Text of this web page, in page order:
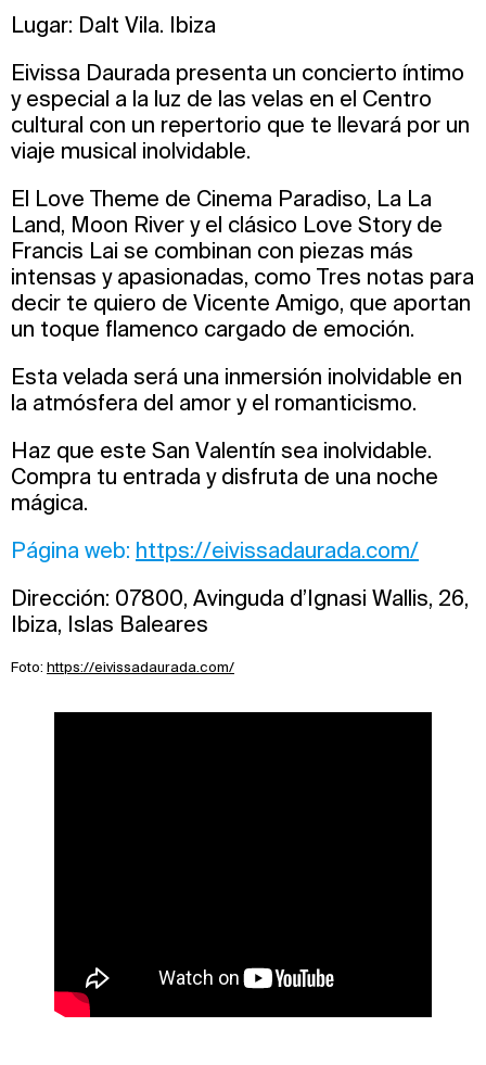
Lugar: Dalt Vila. Ibiza
Eivissa Daurada presenta un concierto íntimo
y especial a la luz de las velas en el Centro
cultural con un repertorio que te llevará por un
viaje musical inolvidable.
El Love Theme de Cinema Paradiso, La La
Land, Moon River y el clásico Love Story de
Francis Lai se combinan con piezas más
intensas y apasionadas, como Tres notas para
decir te quiero de Vicente Amigo, que aportan
un toque flamenco cargado de emoción.
Esta velada será una inmersión inolvidable en
la atmósfera del amor y el romanticismo.
Haz que este San Valentín sea inolvidable.
Compra tu entrada y disfruta de una noche
mágica.
Página web: https://eivissadaurada.com/
Dirección: 07800, Avinguda d’Ignasi Wallis, 26,
Ibiza, Islas Baleares
Foto: https://eivissadaurada.com/